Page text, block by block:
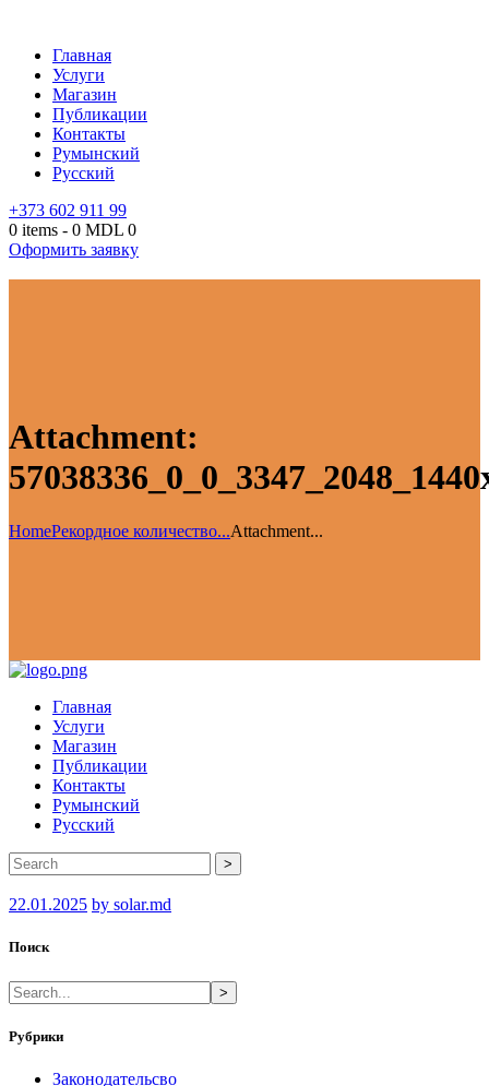
Главная
Услуги
Магазин
Публикации
Контакты
Румынский
Русский
+373 602 911 99
0 items - 0 MDL 0
Оформить заявку
Attachment:
HomeРекордное количество...Attachment...
Главная
Услуги
Магазин
Публикации
Контакты
Румынский
Русский
>
22.01.2025 by solar.md
Поиск
>
Рубрики
Законодательсво